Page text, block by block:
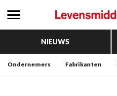
NIEUWS
Ondernemers Fabrikanten